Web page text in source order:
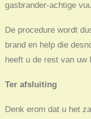
gasbrander-achtige
De procedure wordt
brand en help die
heeft u de rest van uw
Ter afsluiting
Denk erom dat u het